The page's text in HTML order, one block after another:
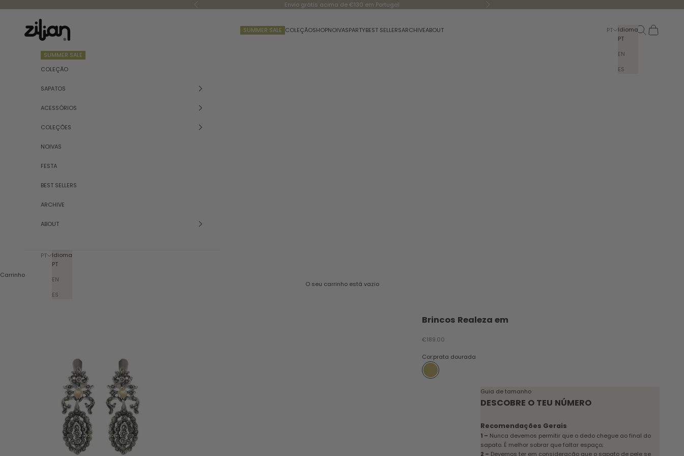
Anterior Envio grátis acima de €130 em Portugal Seguinte
Zilian
SUMMER SALE COLEÇÃOSHOPNOIVASPARTYBEST SELLERSARCHIVEABOUT PT
Idioma
PT
EN
ES
Pesquisar
Carrinho
SUMMER SALE
COLEÇÃO
SAPATOS
ACESSÓRIOS
COLEÇÕES
NOIVAS
FESTA
BEST SELLERS
ARCHIVE
ABOUT
PT
Idioma
PT
EN
ES
Carrinho
O seu carrinho está vazio
Brincos Realeza em
Preço promocional
€189.00
Cor:prata dourada
prata dourada
Guia de tamanho
DESCOBRE O TEU NÚMERO
Recomendações Gerais
1 – Nunca devemos permitir que o dedo chegue ao final do
sapato. É melhor sobrar que faltar espaço;
2 – Devemos ter em consideração que o sapato de pele se